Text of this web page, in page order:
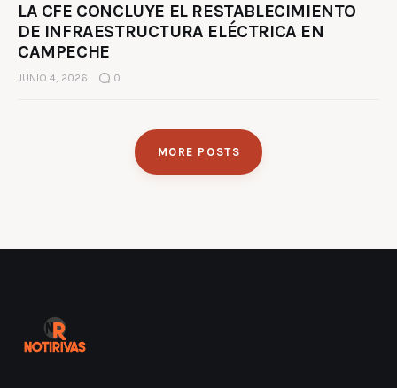
LA CFE CONCLUYE EL RESTABLECIMIENTO
DE INFRAESTRUCTURA ELÉCTRICA EN
CAMPECHE
JUNIO 4, 2026 0
MORE POSTS